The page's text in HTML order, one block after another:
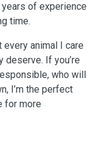
of experience
time.
animal I care
If you’re
who will
I’m the perfect
for more